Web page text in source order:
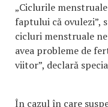
„Ciclurile
faptului că ovulezi”,
cicluri menstruale
avea probleme de
viitor”, declară
În cazul în care